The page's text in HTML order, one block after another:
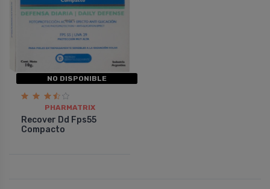
NO DISPONIBLE
PHARMATRIX
Recover Dd Fps55
Compacto